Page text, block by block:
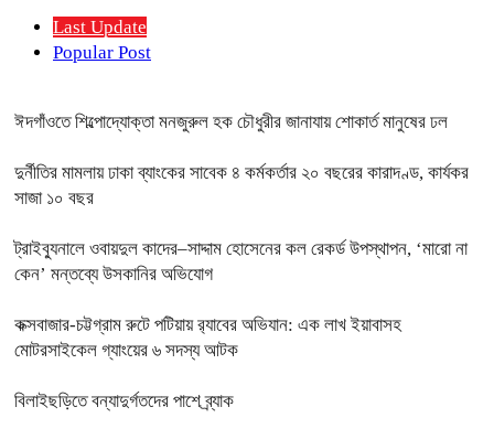
Last Update
Popular Post
ঈদগাঁওতে শিল্পোদ্যোক্তা মনজুরুল হক চৌধুরীর জানাযায় শোকার্ত মানুষের ঢল
দুর্নীতির মামলায় ঢাকা ব্যাংকের সাবেক ৪ কর্মকর্তার ২০ বছরের কারাদণ্ড, কার্যকর
সাজা ১০ বছর
ট্রাইব্যুনালে ওবায়দুল কাদের–সাদ্দাম হোসেনের কল রেকর্ড উপস্থাপন, ‘মারো না
কেন’ মন্তব্যে উসকানির অভিযোগ
কক্সবাজার-চট্টগ্রাম রুটে পটিয়ায় র‍্যাবের অভিযান: এক লাখ ইয়াবাসহ
মোটরসাইকেল গ্যাংয়ের ৬ সদস্য আটক
বিলাইছড়িতে বন্যাদুর্গতদের পাশে ব্র্যাক